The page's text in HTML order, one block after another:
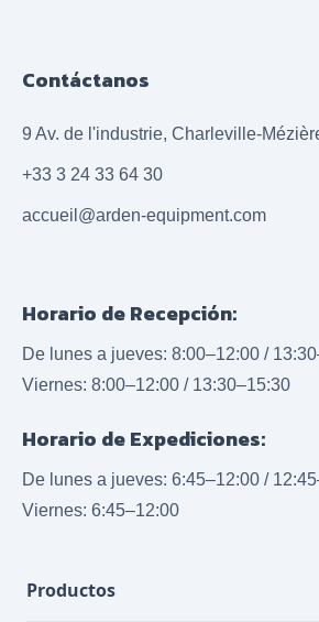
Contáctanos
9 Av. de l'industrie, Charleville-
+33 3 24 33 64 30
accueil@arden-equipment.com
Horario de Recepción:
De lunes a jueves: 8:00–12:00 /
Viernes: 8:00–12:00 / 13:30–15:30
Horario de Expediciones:
De lunes a jueves: 6:45–12:00 /
Viernes: 6:45–12:00
Productos